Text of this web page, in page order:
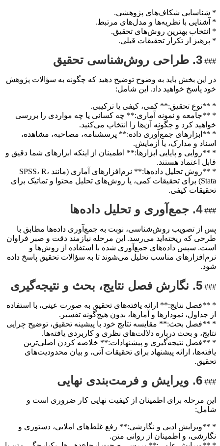
* شناسایی شکاف‌های پژوهشی.
* آشنایی با نظریه‌ها و مدل‌های مرتبط.
* انتخاب بهترین روش‌های تحقیق.
* پرهیز از تکرار تحقیقات قبلی.
### 3. طراحی روش‌شناسی تحقیق
در این بخش باید به وضوح توضیح دهید که چگونه به سؤالات پژوهش
خود پاسخ خواهید داد. این شامل:
* **نوع تحقیق:** کمی، کیفی یا ترکیبی.
* **جامعه و نمونه آماری:** چه کسانی یا چه مواردی را بررسی
خواهید کرد و چگونه آن‌ها را انتخاب می‌کنید.
* **ابزارهای جمع‌آوری داده:** پرسشنامه، مصاحبه، مشاهده،
اسناد و مدارک، یا آزمایش.
* **روایی و پایایی ابزارها:** اطمینان از اینکه ابزارهای شما دقیق و
قابل اعتماد هستند.
* **روش تحلیل داده‌ها:** نرم‌افزارهای آماری (مانند SPSS، R،
Stata) برای تحقیقات کمی، یا روش‌های تحلیل محتوا و تماتیک برای
تحقیقات کیفی.
###4. جمع‌آوری و تحلیل داده‌ها
پس از تصویب روش‌شناسی، نوبت به جمع‌آوری داده‌ها مطابق با
طرحی که ریخته‌اید می‌رسد. این مرحله نیازمند دقت و صبر فراوان
است. سپس داده‌های جمع‌آوری شده با استفاده از روش‌ها و
نرم‌افزارهای مناسب تحلیل می‌شوند تا به سؤالات تحقیق پاسخ داده
شود.
### 5. نگارش فصل نتایج، بحث و نتیجه‌گیری
* **فصل نتایج:** ارائه یافته‌های تحقیق به صورت عینی، با استفاده
از جداول، نمودارها و آمارها، بدون هیچ‌گونه تفسیر.
* **فصل بحث:** مقایسه نتایج خود با پیشینه تحقیق، توضیح چرایی
نتایج، و بحث درباره دلالت‌های نظری و کاربردی یافته‌ها.
* **فصل نتیجه‌گیری و پیشنهادات:** خلاصه کردن اصلی‌ترین
یافته‌ها، ارائه پیشنهاد برای تحقیقات آتی، و بیان محدودیت‌های
تحقیق.
### 6. ویرایش و فرمت‌بندی نهایی
این مرحله برای اطمینان از کیفیت نهایی کار ضروری است و
شامل:
* **ویرایش ادبی و نگارشی:** رفع غلط‌های املایی، دستوری و
نگارشی، و اطمینان از روانی متن.